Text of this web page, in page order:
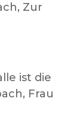
Zur
ist die
Frau